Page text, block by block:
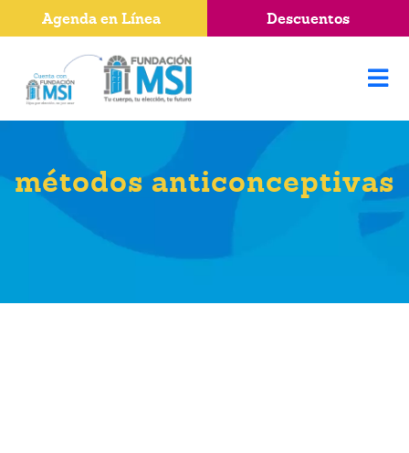
métodos anticonceptivas
Agenda en Línea Descuentos